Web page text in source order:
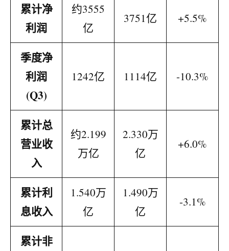
累计净
利润
约3555
亿
3751亿 +5.5%
季度净
利润
(Q3)
1242亿 1114亿 -10.3%
累计总
营业收
入
约2.199
万亿
2.330万
亿
+6.0%
累计利
息收入
1.540万
亿
1.490万
亿
-3.1%
累计非